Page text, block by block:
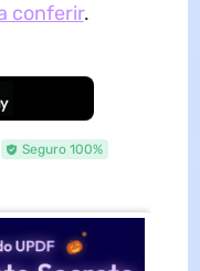
conferir.
Seguro 100%